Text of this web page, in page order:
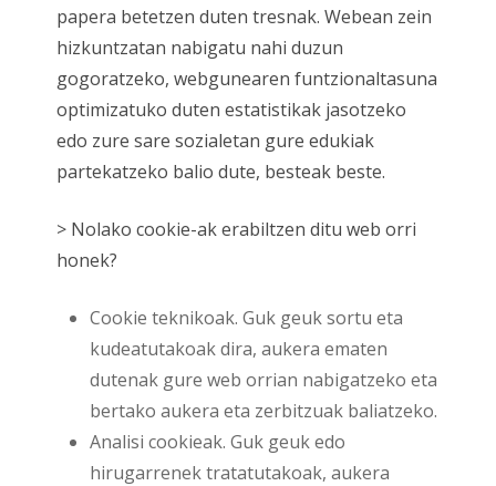
papera betetzen duten tresnak. Webean zein
hizkuntzatan nabigatu nahi duzun
gogoratzeko, webgunearen funtzionaltasuna
optimizatuko duten estatistikak jasotzeko
edo zure sare sozialetan gure edukiak
partekatzeko balio dute, besteak beste.
> Nolako cookie-ak erabiltzen ditu web orri
honek?
Cookie teknikoak. Guk geuk sortu eta
kudeatutakoak dira, aukera ematen
dutenak gure web orrian nabigatzeko eta
bertako aukera eta zerbitzuak baliatzeko.
Analisi cookieak. Guk geuk edo
hirugarrenek tratatutakoak, aukera